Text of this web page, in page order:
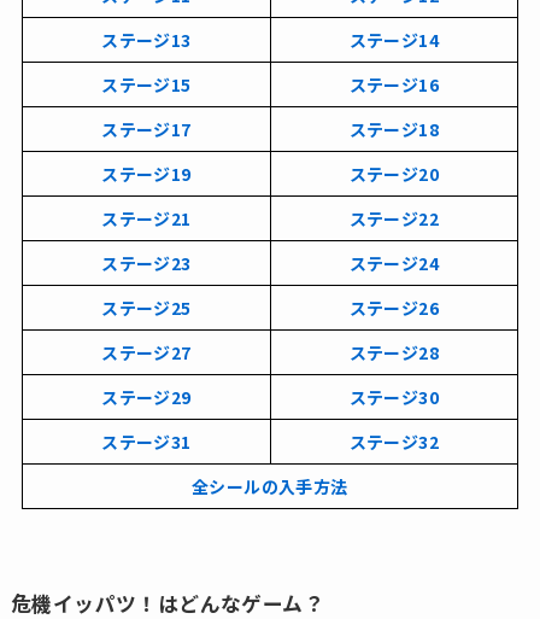
ステージ13
ステージ14
ステージ15
ステージ16
ステージ17
ステージ18
ステージ19
ステージ20
ステージ21
ステージ22
ステージ23
ステージ24
ステージ25
ステージ26
ステージ27
ステージ28
ステージ29
ステージ30
ステージ31
ステージ32
全シールの入手方法
危機イッパツ！はどんなゲーム？